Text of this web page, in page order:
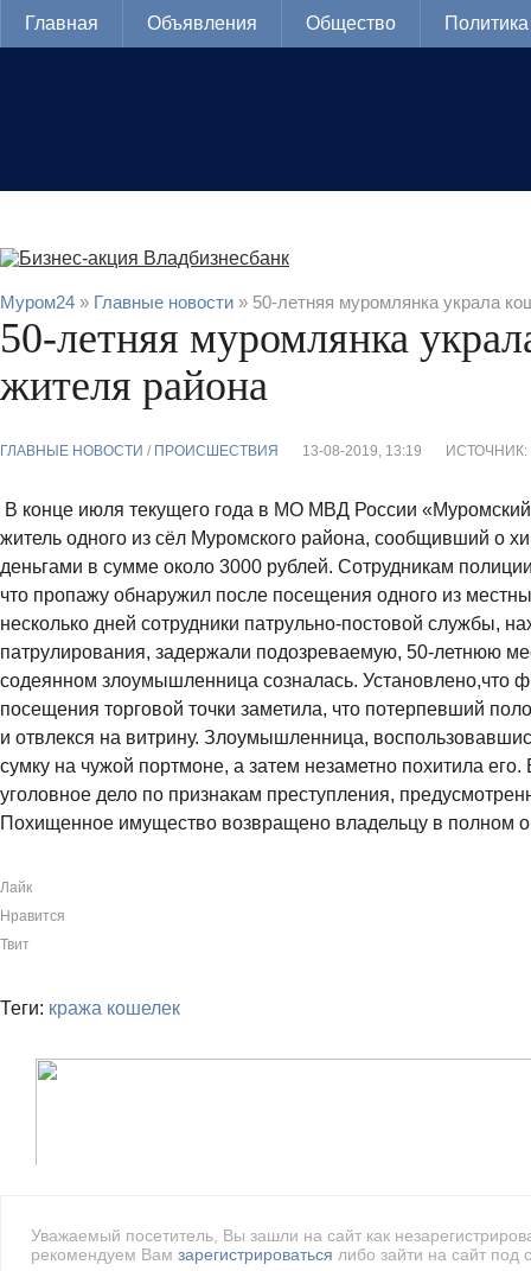
Главная Объявления Общество Политика
Муром24 » Главные новости » 50-летняя муромлянка украла
50-летняя муромлянка
жителя района
ГЛАВНЫЕ НОВОСТИ / ПРОИСШЕСТВИЯ 13-08-2019, 13:19 ИСТОЧНИК:
В конце июля текущего года в МО МВД России
житель одного из сёл Муромского района, сообщивший о
деньгами в сумме около 3000 рублей. Сотрудникам
что пропажу обнаружил после посещения одного из
несколько дней сотрудники патрульно-постовой службы,
патрулирования, задержали подозреваемую, 50-летнюю
содеянном злоумышленница созналась. Установлено,что
посещения торговой точки заметила, что потерпевший
и отвлекся на витрину. Злоумышленница,
сумку на чужой портмоне, а затем незаметно похитила
уголовное дело по признакам преступления,
Похищенное имущество возвращено владельцу в полном
Лайк
Нравится
Твит
Теги: кража кошелек
Уважаемый посетитель, Вы зашли на сайт как
рекомендуем Вам зарегистрироваться либо зайти на сайт